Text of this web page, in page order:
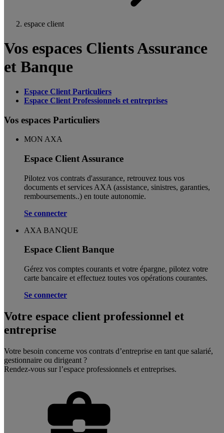
espace client
Vos espaces Clients Assurance
et Banque
Espace Client Particuliers
Espace Client Professionnels et entreprises
Vos espaces Particuliers
MON AXA
Espace Client Assurance
Pilotez vos contrats d'assurance, retrouvez tous vos
documents et services AXA (assistance, sinistres, garanties,
remboursements..) en toute autonomie. ​
Se connecter
AXA BANQUE
Espace Client Banque
Gérez vos comptes courants et votre épargne, pilotez votre
carte bancaire et effectuez toutes vos opérations courantes.
Se connecter
Votre espace client professionnel et
entreprise
Votre besoin concerne vos contrats d’entreprise en tant que salarié,
gestionnaire ou dirigeant ?
Rendez-vous sur l’espace professionnels et entreprises.